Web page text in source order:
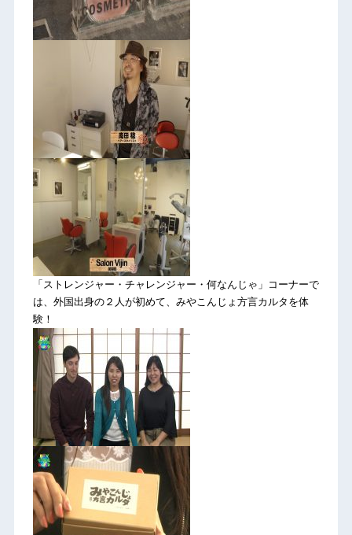
「ストレンジャー・チャレンジャー・何なんじゃ」コーナーで
は、外国出身の２人が初めて、みやこんじょ方言カルタを体
験！